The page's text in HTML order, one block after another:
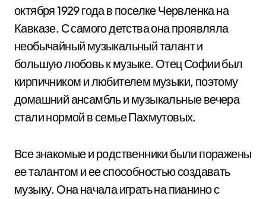
октября 1929 года в поселке Червленка на
Кавказе. С самого детства она проявляла
необычайный музыкальный талант и
большую любовь к музыке. Отец Софии был
кирпичником и любителем музыки, поэтому
домашний ансамбль и музыкальные вечера
стали нормой в семье Пахмутовых.
Все знакомые и родственники были поражены
ее талантом и ее способностью создавать
музыку. Она начала играть на пианино с